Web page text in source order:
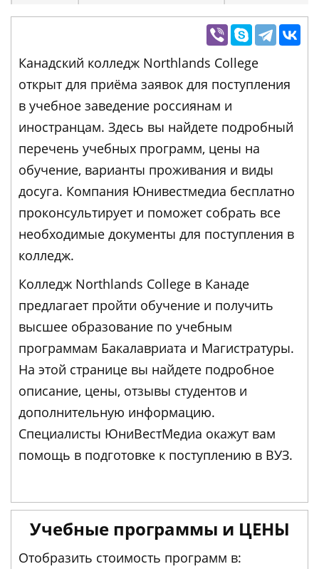
Канадский колледж Northlands College
открыт для приёма заявок для поступления
в учебное заведение россиянам и
иностранцам. Здесь вы найдете подробный
перечень учебных программ, цены на
обучение, варианты проживания и виды
досуга. Компания Юнивестмедиа бесплатно
проконсультирует и поможет собрать все
необходимые документы для поступления в
колледж.
Колледж Northlands College в Канаде
предлагает пройти обучение и получить
высшее образование по учебным
программам Бакалавриата и Магистратуры.
На этой странице вы найдете подробное
описание, цены, отзывы студентов и
дополнительную информацию.
Специалисты ЮниВестМедиа окажут вам
помощь в подготовке к поступлению в ВУЗ.
Учебные программы и ЦЕНЫ
Отобразить стоимость программ в: